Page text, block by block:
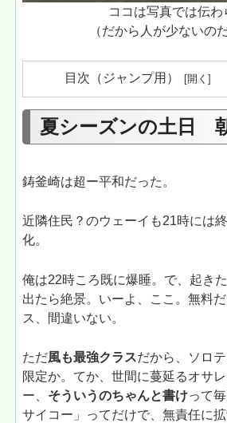
ココは写真では伝わ
（だから人が少ないの
目次（ジャンプ用）
夏シーズンの土日
鋳釜崎は超ー平和だった。
近隣住民？のウェーイも21時には
化。
俺は22時ころ既に爆睡。で、起き
出たら絶景。いーよ、ここ。無料
ス、間違いない。
ただ風も最強クラスだから、ソロ
限定か。てか、世間に蔓延るオサ
ー、 そういうのちゃんと書けって
サイコー」ってだけで、無責任に